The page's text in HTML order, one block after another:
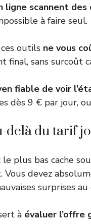
ligne scannent des
à faire seul.
outils ne vous
final, sans surcoût
fiable de voir
dès 9 € par jour,
delà du tarif
plus bas cache
Vous devez
surprises
à évaluer l’offre